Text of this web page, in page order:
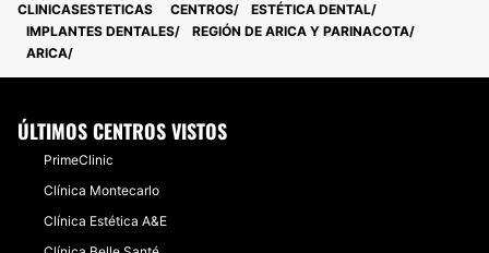
CLINICASESTETICAS CENTROS
ESTÉTICA DENTAL
IMPLANTES DENTALES
REGIÓN DE ARICA Y PARINACOTA
ARICA
ÚLTIMOS CENTROS VISTOS
PrimeClinic
Clínica Montecarlo
Clínica Estética A&E